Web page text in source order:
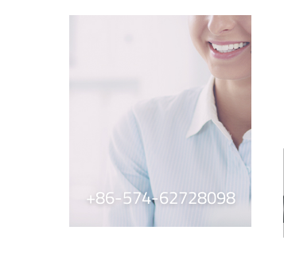
+86-574-62728098